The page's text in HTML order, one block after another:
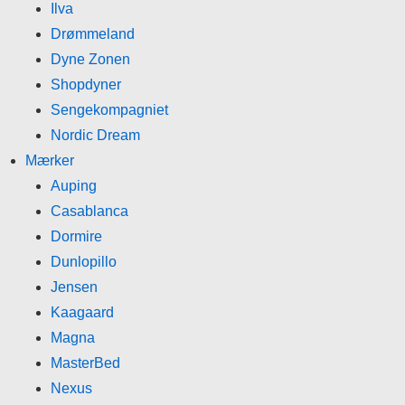
Ilva
Drømmeland
Dyne Zonen
Shopdyner
Sengekompagniet
Nordic Dream
Mærker
Auping
Casablanca
Dormire
Dunlopillo
Jensen
Kaagaard
Magna
MasterBed
Nexus